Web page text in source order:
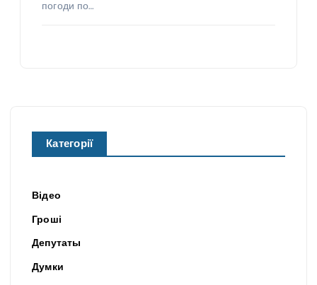
погоди по…
Категорії
Відео
Гроші
Депутаты
Думки